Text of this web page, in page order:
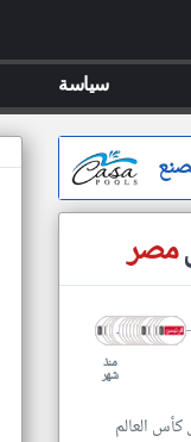
مصر
منذ
شهر
العالم
سياسة